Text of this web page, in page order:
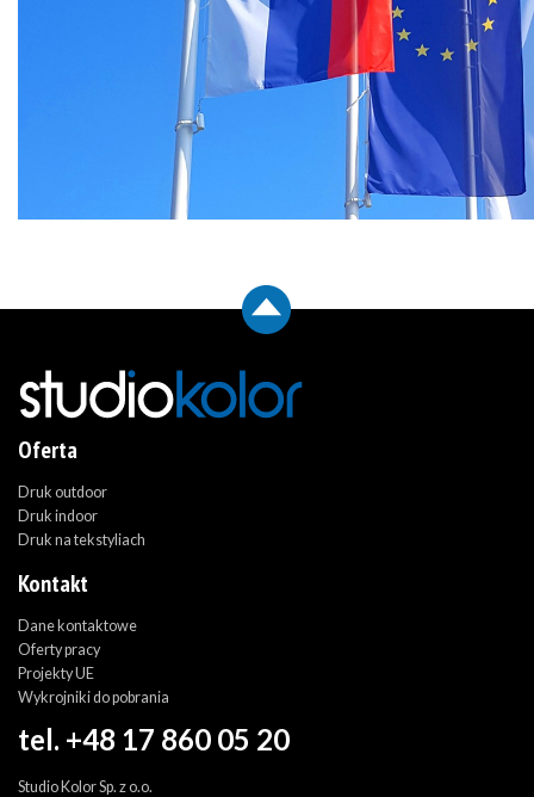
Oferta
Druk outdoor
Druk indoor
Druk na tekstyliach
Kontakt
Dane kontaktowe
Oferty pracy
Projekty UE
Wykrojniki do pobrania
tel. +48 17 860 05 20
Studio Kolor Sp. z o.o.